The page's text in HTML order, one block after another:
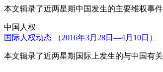
本文辑录了近两星期中国发生的主要维权事件
中国人权
国际人权动态 （2016年3月28日—4月10日）
本文辑录了近两星期国际上发生的与中国有关